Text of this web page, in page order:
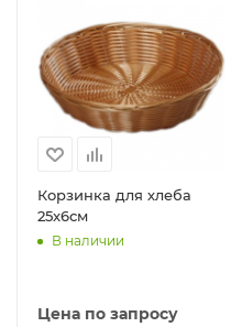
Корзинка для хлеба
25x6см
В наличии
Цена по запросу